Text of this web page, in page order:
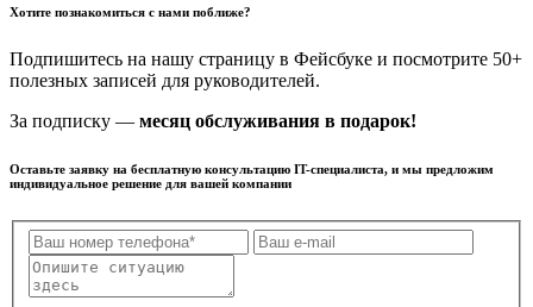
Хотите познакомиться с нами поближе?
Подпишитесь на нашу страницу в Фейсбуке и посмотрите 50+
полезных записей для руководителей.
За подписку — месяц обслуживания в подарок!
Оставьте заявку на бесплатную консультацию IT-специалиста, и мы предложим
индивидуальное решение для вашей компании